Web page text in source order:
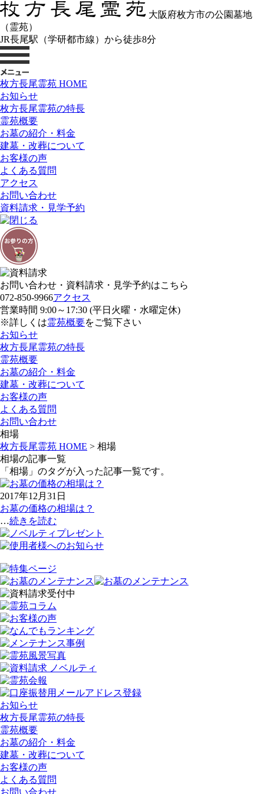
大阪府枚方市の公園墓地
（霊苑）
JR長尾駅（学研都市線）から徒歩8分
枚方長尾霊苑 HOME
お知らせ
枚方長尾霊苑の特長
霊苑概要
お墓の紹介・料金
建墓・改葬について
お客様の声
よくある質問
アクセス
お問い合わせ
資料請求・見学予約
お問い合わせ・資料請求・見学予約はこちら
072-850-9966アクセス
営業時間 9:00～17:30 (平日火曜・水曜定休)
※詳しくは霊苑概要をご覧下さい
お知らせ
枚方長尾霊苑の特長
霊苑概要
お墓の紹介・料金
建墓・改葬について
お客様の声
よくある質問
お問い合わせ
相場
枚方長尾霊苑 HOME > 相場
相場の記事一覧
「相場」のタグが入った記事一覧です。
2017年12月31日
お墓の価格の相場は？
…続きを読む
お知らせ
枚方長尾霊苑の特長
霊苑概要
お墓の紹介・料金
建墓・改葬について
お客様の声
よくある質問
お問い合わせ